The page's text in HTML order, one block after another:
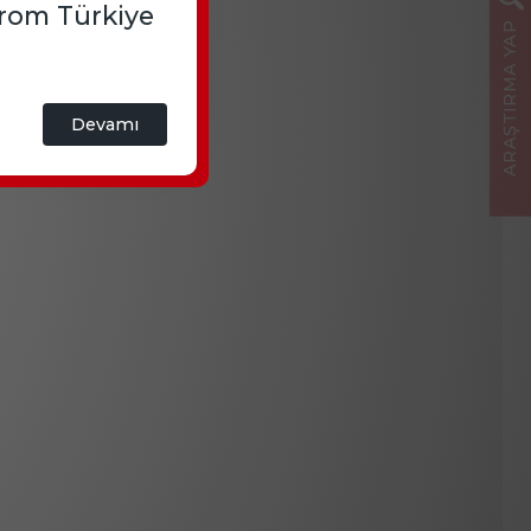
ARAŞTIRMA YAP
Türkiye
Devamı